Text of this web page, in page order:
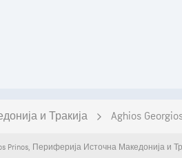
и Тракија Aghios
Prinos, Периферија Источна Македонија и